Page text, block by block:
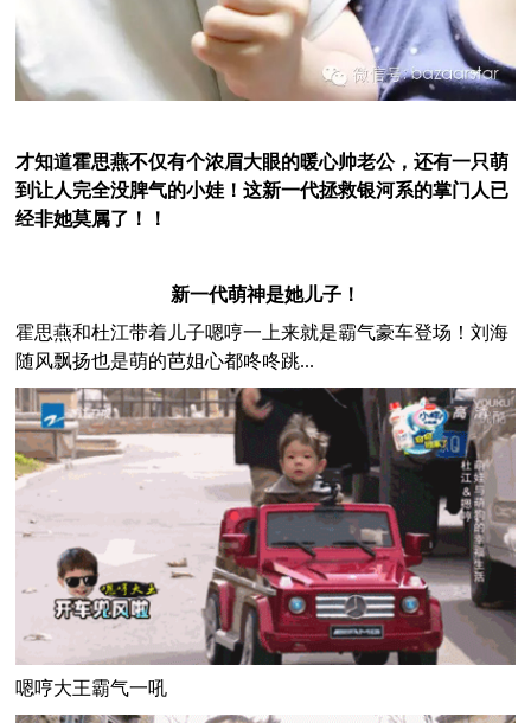
才知道霍思燕不仅有个浓眉大眼的暖心帅老公，还有一只萌
到让人完全没脾气的小娃！这新一代拯救银河系的掌门人已
经非她莫属了！！
新一代萌神是她儿子！
霍思燕和杜江带着儿子嗯哼一上来就是霸气豪车登场！刘海
随风飘扬也是萌的芭姐心都咚咚跳...
嗯哼大王霸气一吼